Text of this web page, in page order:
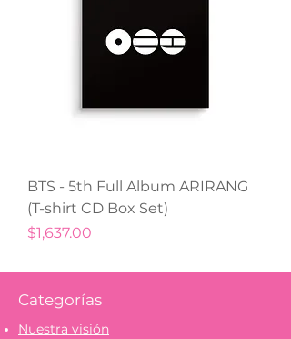
BTS - 5th Full Album ARIRANG
(T-shirt CD Box Set)
Precio
$1,637.00
Categorías
Nuestra visión